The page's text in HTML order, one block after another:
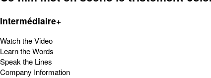
Intermédiaire+
Watch the Video
Learn the Words
Speak the Lines
Company Information